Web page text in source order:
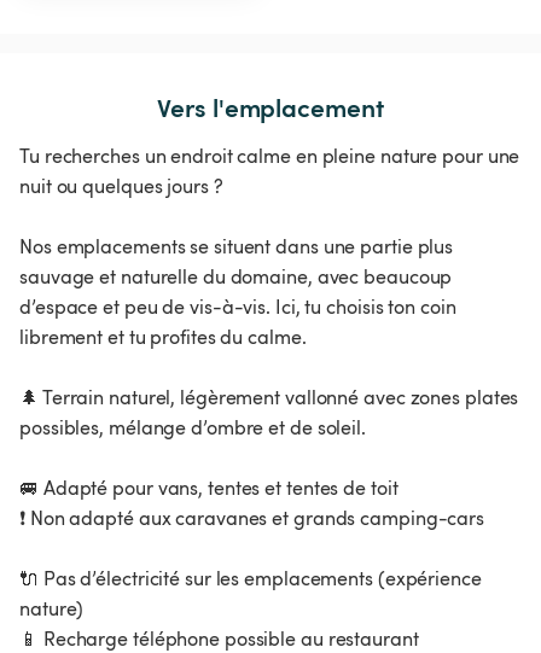
Vers l'emplacement
Tu recherches un endroit calme en pleine nature pour une
nuit ou quelques jours ?
Nos emplacements se situent dans une partie plus
sauvage et naturelle du domaine, avec beaucoup
d’espace et peu de vis-à-vis. Ici, tu choisis ton coin
librement et tu profites du calme.
🌲 Terrain naturel, légèrement vallonné avec zones plates
possibles, mélange d’ombre et de soleil.
🚐 Adapté pour vans, tentes et tentes de toit
❗ Non adapté aux caravanes et grands camping-cars
🔌 Pas d’électricité sur les emplacements (expérience
nature)
📱 Recharge téléphone possible au restaurant